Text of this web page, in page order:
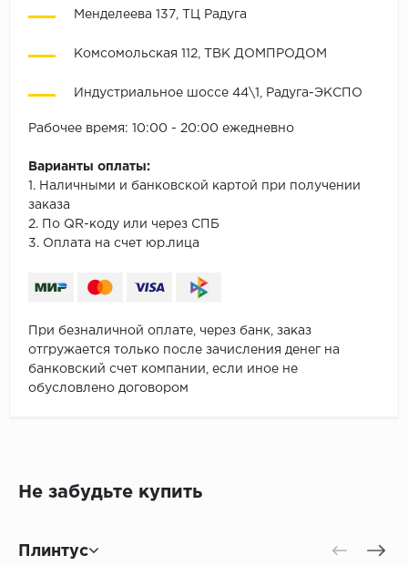
Менделеева 137, ТЦ Радуга
Комсомольская 112, ТВК ДОМПРОДОМ
Индустриальное шоссе 44\1, Радуга-ЭКСПО
Рабочее время: 10:00 - 20:00 ежедневно
Варианты оплаты:
1. Наличными и банковской картой при получении
заказа
2. По QR-коду или через СПБ
3. Оплата на счет юр.лица
При безналичной оплате, через банк, заказ
отгружается только после зачисления денег на
банковский счет компании, если иное не
обусловлено договором
Не забудьте купить
Плинтус